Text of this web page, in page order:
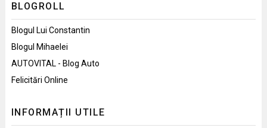
BLOGROLL
Blogul Lui Constantin
Blogul Mihaelei
AUTOVITAL - Blog Auto
Felicitări Online
INFORMAȚII UTILE